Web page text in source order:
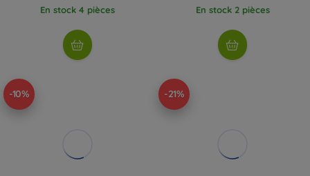
En stock 4 pièces En stock 2 pièces
-10% -21%